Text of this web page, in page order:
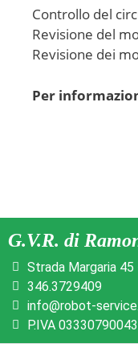
Controllo del
Revisione del
Revisione dei
Per
G.V.R. di
Strada Margaria
346.3729409
info@robot-
P.IVA 03330790043